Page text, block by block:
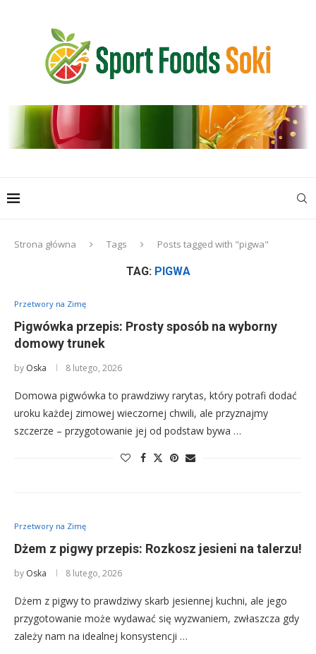
Strona główna Tags Posts tagged with "pigwa"
TAG: PIGWA
Przetwory na Zimę
Pigwówka przepis: Prosty sposób na wyborny
domowy trunek
by Oska 8 lutego, 2026
Domowa pigwówka to prawdziwy rarytas, który potrafi dodać
uroku każdej zimowej wieczornej chwili, ale przyznajmy
szczerze – przygotowanie jej od podstaw bywa …
Przetwory na Zimę
Dżem z pigwy przepis: Rozkosz jesieni na talerzu!
by Oska 8 lutego, 2026
Dżem z pigwy to prawdziwy skarb jesiennej kuchni, ale jego
przygotowanie może wydawać się wyzwaniem, zwłaszcza gdy
zależy nam na idealnej konsystencji …